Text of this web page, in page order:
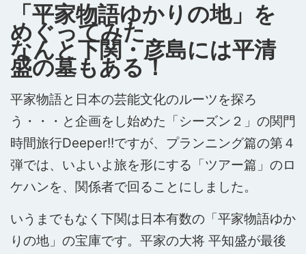
「平家物語ゆかりの地」を
めぐってみた
なんと下関・彦島には平清
盛の墓もある！
平家物語と日本の芸能文化のルーツを探ろ
う・・・と企画をし始めた「シーズン２」の関門
時間旅行Deeper!!ですが、プランニング篇の第４
弾では、いよいよ旅を形にする「ツアー篇」のロ
ケハンを、関係者で回ることにしました。
いうまでもなく下関は日本有数の「平家物語ゆか
りの地」の宝庫です。平家の大将 平知盛が最後